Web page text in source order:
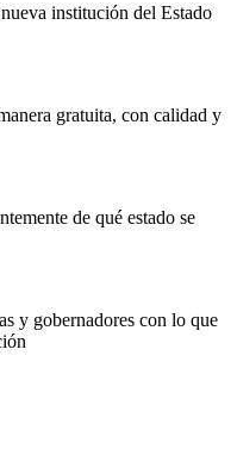
institución del Estado
gratuita, con calidad y
de qué estado se
y gobernadores con lo que